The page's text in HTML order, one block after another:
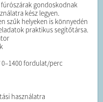
gondoskodnak
kész legyen.
szűk helyeken is könnyedén
praktikus segítőtársa.
fordulat/perc
használatra